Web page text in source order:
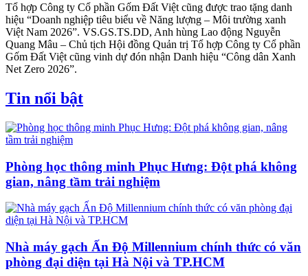
Tổ hợp Công ty Cổ phần Gốm Đất Việt cũng được trao tặng danh
hiệu “Doanh nghiệp tiêu biểu về Năng lượng – Môi trường xanh
Việt Nam 2026”. VS.GS.TS.DD, Anh hùng Lao động Nguyễn
Quang Mâu – Chủ tịch Hội đồng Quản trị Tổ hợp Công ty Cổ phần
Gốm Đất Việt cũng vinh dự đón nhận Danh hiệu “Công dân Xanh
Net Zero 2026”.
Tin nổi bật
Phòng học thông minh Phục Hưng: Đột phá không
gian, nâng tầm trải nghiệm
Nhà máy gạch Ấn Độ Millennium chính thức có văn
phòng đại diện tại Hà Nội và TP.HCM